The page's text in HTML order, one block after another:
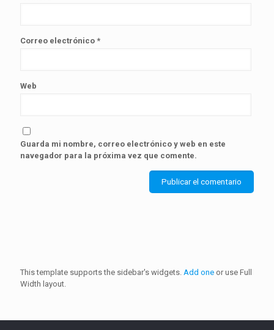
Correo electrónico *
Web
Guarda mi nombre, correo electrónico y web en este
navegador para la próxima vez que comente.
This template supports the sidebar's widgets. Add one or use Full
Width layout.